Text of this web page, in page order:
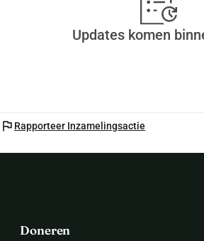
Updates komen
flag Rapporteer Inzamelingsactie
Doneren